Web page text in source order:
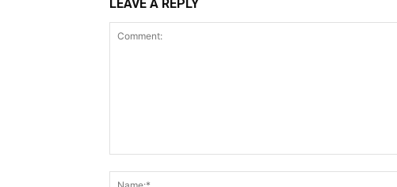
LEAVE A REPLY